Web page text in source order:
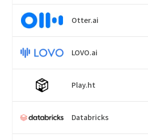
Otter.ai
LOVO.ai
Play.ht
Databricks